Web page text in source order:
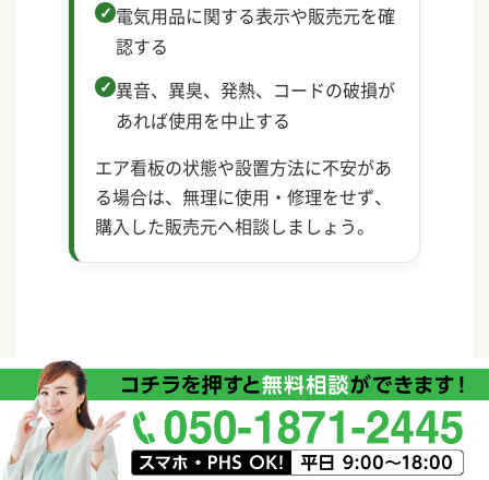
電気用品に関する表示や販売元を確
認する
異音、異臭、発熱、コードの破損が
あれば使用を中止する
エア看板の状態や設置方法に不安があ
る場合は、無理に使用・修理をせず、
購入した販売元へ相談しましょう。
エア看板の設置や不具合でお困りの方へ